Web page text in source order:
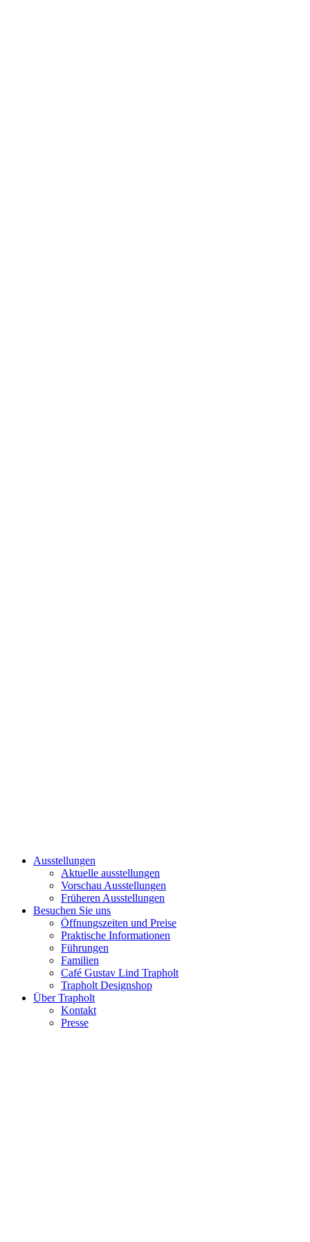
Ausstellungen
Aktuelle ausstellungen
Vorschau Ausstellungen
Früheren Ausstellungen
Besuchen Sie uns
Öffnungszeiten und Preise
Praktische Informationen
Führungen
Familien
Café Gustav Lind Trapholt
Trapholt Designshop
Über Trapholt
Kontakt
Presse